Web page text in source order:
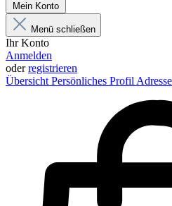
Mein Konto
Menü schließen
Ihr Konto
Anmelden
oderregistrieren
Übersicht Persönliches Profil